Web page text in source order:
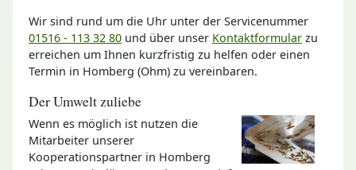
Wir sind rund um die Uhr unter der Servicenummer
01516 - 113 32 80 und über unser Kontaktformular zu
erreichen um Ihnen kurzfristig zu helfen oder einen
Termin in Homberg (Ohm) zu vereinbaren.
Der Umwelt zuliebe
Wenn es möglich ist nutzen die
Mitarbeiter unserer
Kooperationspartner in Homberg